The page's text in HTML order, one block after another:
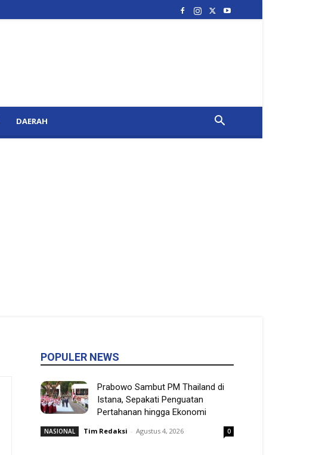
DAERAH
POPULER NEWS
Prabowo Sambut PM Thailand di
Istana, Sepakati Penguatan
Pertahanan hingga Ekonomi
NASIONAL Tim Redaksi - Agustus 4, 2026 0